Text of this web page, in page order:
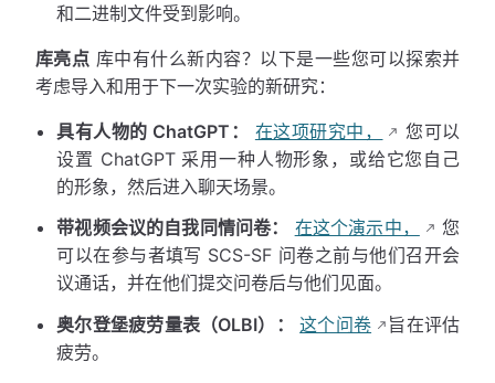
和二进制文件受到影响。
库亮点 库中有什么新内容？以下是一些您可以探索并
考虑导入和用于下一次实验的新研究：
具有人物的 ChatGPT： 在这项研究中，
您可以
设置 ChatGPT 采用一种人物形象，或给它您自己
的形象，然后进入聊天场景。
带视频会议的自我同情问卷：
在这个演示中，
您
可以在参与者填写 SCS-SF 问卷之前与他们召开会
议通话，并在他们提交问卷后与他们见面。
奥尔登堡疲劳量表（OLBI）：
这个问卷
旨在评估
疲劳。